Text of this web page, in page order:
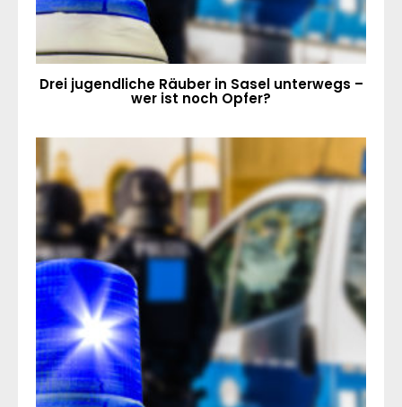
Drei jugendliche Räuber in Sasel unterwegs –
wer ist noch Opfer?